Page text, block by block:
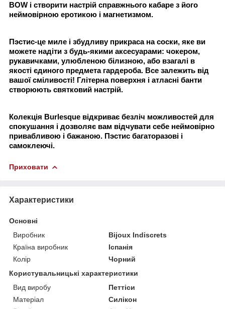
BOW і створити настрій справжнього кабаре з його
неймовірною еротикою і магнетизмом.
Пэстис-це миле і збудливу прикраса на соски, яке ви
можете надіти з будь-якими аксесуарами: чокером,
рукавичками, улюбленою білизною, або взагалі в
якості єдиного предмета гардероба. Все залежить від
вашої сміливості! Глітерна поверхня і атласні банти
створюють святковий настрій.
Колекція Burlesque відкриває безліч можливостей для
спокушання і дозволяє вам відчувати себе неймовірно
привабливою і бажаною. Пэстис багаторазові і
самоклеючі.
Приховати
Характеристики
Основні
Виробник
Bijoux Indiscrets
Країна виробник
Іспанія
Колір
Чорний
Користувальницькі характеристики
Вид виробу
Петтіси
Матеріал
Силікон